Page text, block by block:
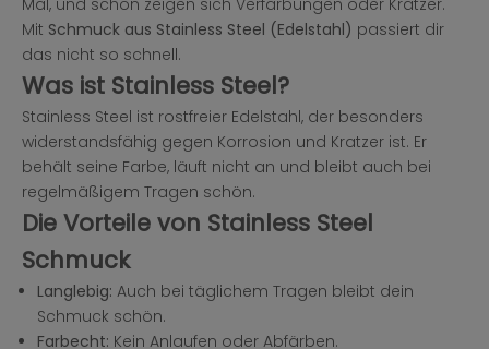
Mit Schmuck aus Stainless Steel (Edelstahl) passiert dir
das nicht so schnell.
Was ist Stainless Steel?
Stainless Steel ist rostfreier Edelstahl, der besonders
widerstandsfähig gegen Korrosion und Kratzer ist. Er
behält seine Farbe, läuft nicht an und bleibt auch bei
regelmäßigem Tragen schön.
Die Vorteile von Stainless Steel
Schmuck
Langlebig: Auch bei täglichem Tragen bleibt dein
Schmuck schön.
Farbecht: Kein Anlaufen oder Abfärben.